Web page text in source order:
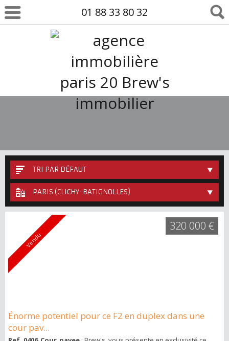
01 88 33 80 32
TRI PAR DÉFAUT
PARIS (CLICHY-BATIGNOLLES)
Vendu
Énorme potentiel pour ce F2 en duplex dans une
cour pav...
320 000 €